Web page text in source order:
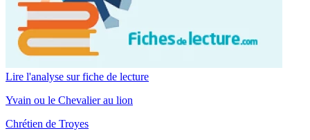
Lire l'analyse sur fiche de lecture
Yvain ou le Chevalier au lion
Chrétien de Troyes